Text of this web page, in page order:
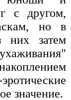
с другом,
но в
них затем
значение.